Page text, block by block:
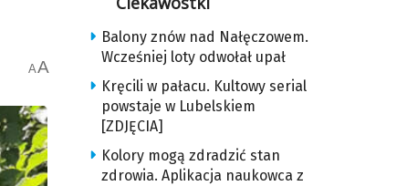
AA
Balony znów nad Nałęczowem.
Wcześniej loty odwołał upał
Kręcili w pałacu. Kultowy serial
powstaje w Lubelskiem
[ZDJĘCIA]
Kolory mogą zdradzić stan
zdrowia. Aplikacja naukowca z